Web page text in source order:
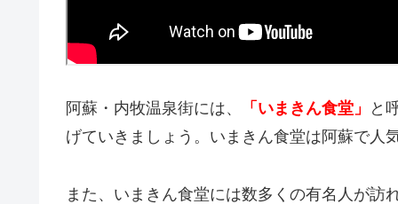
阿蘇・内牧温泉街には、 「いまきん食堂」
と
げていきましょう。いまきん食堂は阿蘇で人
また、いまきん食堂には数多くの有名人が訪